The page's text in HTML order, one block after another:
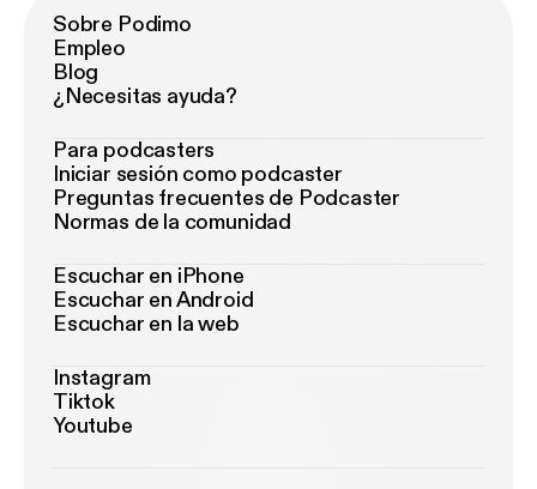
Sobre Podimo
Empleo
Blog
¿Necesitas ayuda?
Para podcasters
Iniciar sesión como podcaster
Preguntas frecuentes de Podcaster
Normas de la comunidad
Escuchar en iPhone
Escuchar en Android
Escuchar en la web
Instagram
Tiktok
Youtube